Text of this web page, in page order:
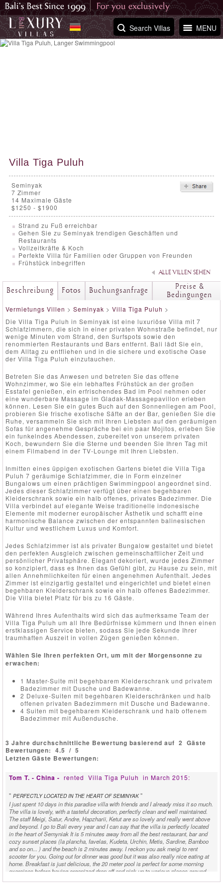
MENU
Search Villas
Villa Tiga Puluh
Seminyak
7 Zimmer
14 Maximale Gäste
$1250 - $1900
Strand zu Fuß erreichbar
Gehen Sie zu Seminyak trendigen Geschäften und
Restaurants
Vollzeitkräfte & Koch
Perfekte Villa für Familien oder Gruppen von Freunden
Frühstück inbegriffen
ALLE VILLEN SEHEN
Beschreibung Fotos Buchungsanfrage
Preise &
Bedingungen
Vermietungs Villen > Seminyak > Villa Tiga Puluh >
Die Villa Tiga Puluh in Seminyak ist eine luxuriöse Villa mit 7
Schlafzimmern, die sich in einer privaten Wohnstraße befindet, nur
wenige Minuten vom Strand, den Surfspots sowie den
renommierten Restaurants und Bars entfernt. Bali lädt Sie ein,
dem Alltag zu entfliehen und in die sichere und exotische Oase
der Villa Tiga Puluh einzutauchen.
Betreten Sie das Anwesen und betreten Sie das offene
Wohnzimmer, wo Sie ein lebhaftes Frühstück an der großen
Esstafel genießen, ein erfrischendes Bad im Pool nehmen oder
eine wunderbare Massage im Gladak-Massagepavillon erleben
können. Lesen Sie ein gutes Buch auf den Sonnenliegen am Pool,
probieren Sie frische exotische Säfte an der Bar, genießen Sie die
Ruhe, versammeln Sie sich mit Ihren Liebsten auf den geräumigen
Sofas für angenehme Gespräche bei ein paar Mojitos, erleben Sie
ein funkelndes Abendessen, zubereitet von unserem privaten
Koch, bewundern Sie die Sterne und beenden Sie Ihren Tag mit
einem Filmabend in der TV-Lounge mit Ihren Liebsten.
Inmitten eines üppigen exotischen Gartens bietet die Villa Tiga
Puluh 7 geräumige Schlafzimmer, die in Form einzelner
Bungalows um einen prächtigen Swimmingpool angeordnet sind.
Jedes dieser Schlafzimmer verfügt über einen begehbaren
Kleiderschrank sowie ein halb offenes, privates Badezimmer. Die
Villa verbindet auf elegante Weise traditionelle indonesische
Elemente mit moderner europäischer Ästhetik und schafft eine
harmonische Balance zwischen der entspannten balinesischen
Kultur und westlichem Luxus und Komfort.
Jedes Schlafzimmer ist als privater Bungalow gestaltet und bietet
den perfekten Ausgleich zwischen gemeinschaftlicher Zeit und
persönlicher Privatsphäre. Elegant dekoriert, wurde jedes Zimmer
so konzipiert, dass es Ihnen das Gefühl gibt, zu Hause zu sein, mit
allen Annehmlichkeiten für einen angenehmen Aufenthalt. Jedes
Zimmer ist einzigartig gestaltet und eingerichtet und bietet einen
begehbaren Kleiderschrank sowie ein halb offenes Badezimmer.
Die Villa bietet Platz für bis zu 16 Gäste.
Während Ihres Aufenthalts wird sich das aufmerksame Team der
Villa Tiga Puluh um all Ihre Bedürfnisse kümmern und Ihnen einen
erstklassigen Service bieten, sodass Sie jede Sekunde Ihrer
traumhaften Auszeit in vollen Zügen genießen können.
Wählen Sie Ihren perfekten Ort, um mit der Morgensonne zu
erwachen:
1 Master-Suite mit begehbarem Kleiderschrank und privatem
Badezimmer mit Dusche und Badewanne.
2 Deluxe-Suiten mit begehbaren Kleiderschränken und halb
offenen privaten Badezimmern mit Dusche und Badewanne.
4 Suiten mit begehbarem Kleiderschrank und halb offenem
Badezimmer mit Außendusche.
3 Jahre durchschnittliche Bewertung basierend auf 2 Gäste
Bewertungen: 4.5 / 5
Letzten Gäste Bewertungen:
Tom T. - China - rented Villa Tiga Puluh in March 2015:
" PERFECTLY LOCATED IN THE HEART OF SEMINYAK"
I just spent 10 days in this paradise villa with friends and I already miss it so much.
The villa is lovely, with a tasteful decoration, perfectly clean and well maintained.
The staff Meigi, Satur, Andre, Hapzharii, Ketut are so lovely and really went above
and beyond. I go to Bali every year and I can say that the villa is perfectly located
in the heart of Semyniak It is 5 minutes away from all the best restaurant, bar and
cozy sunset places (la plancha, favelas, Kudeta, Urchin, Metis, Sardine, Bamboo
and so on... ) and the beach is 2 minutes away. I reckon you ask meigi to rent
scooter for you. Going out for dinner was good but it was also really nice eating at
home. Breakfast is just delicious, the 20 meter pool is perfect for some morning
exercices before having organized drop off and pick up to various places around